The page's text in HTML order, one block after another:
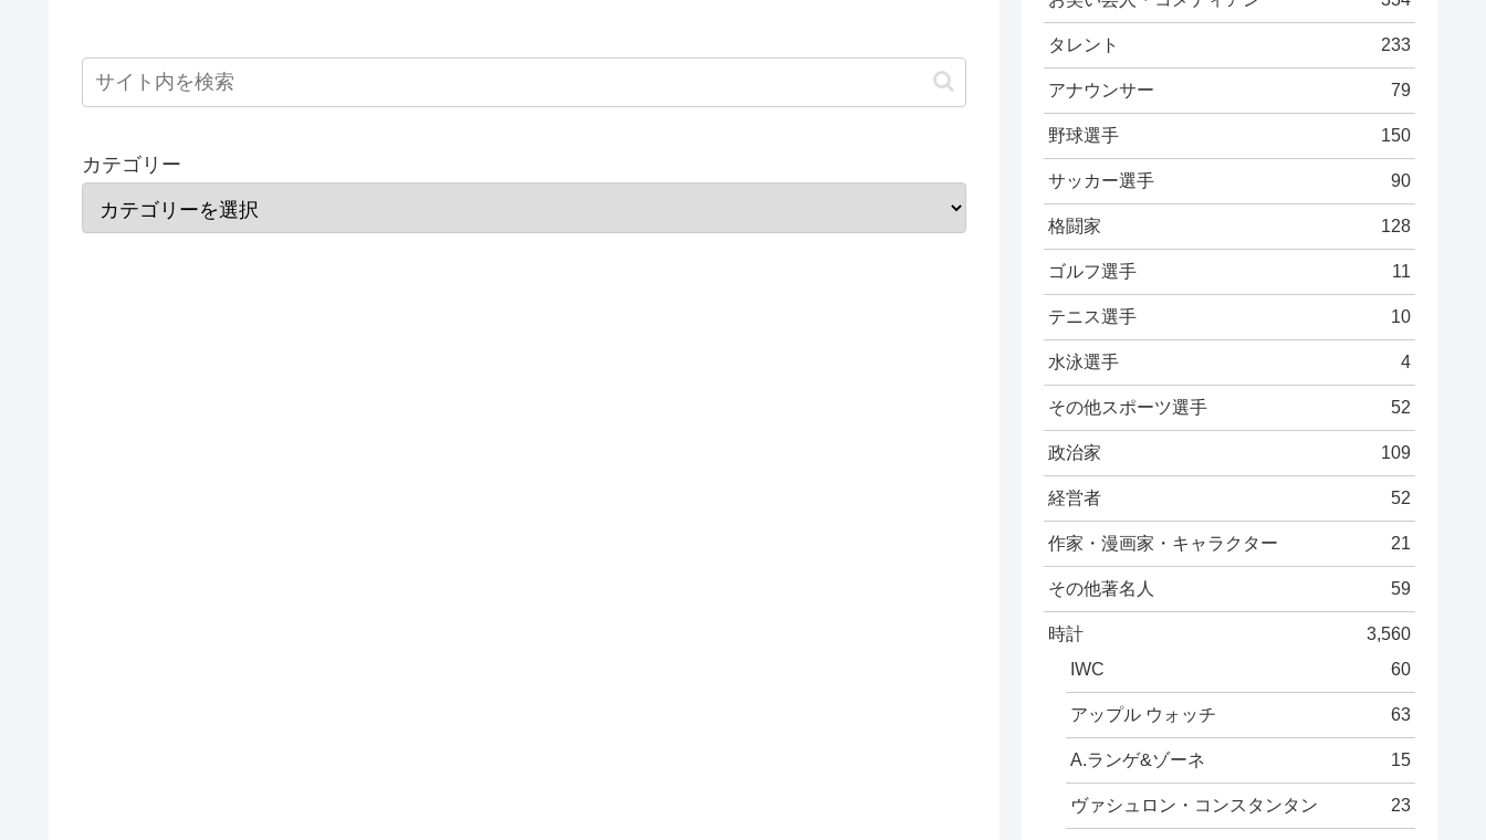
カテゴリー
タレント 233
アナウンサー 79
野球選手 150
サッカー選手 90
格闘家 128
ゴルフ選手 11
テニス選手 10
水泳選手 4
その他スポーツ選手 52
政治家 109
経営者 52
作家・漫画家・キャラクター 21
その他著名人 59
時計
3,560
IWC
60
アップル ウォッチ 63
A.ランゲ&ゾーネ 15
ヴァシュロン・コンスタンタン 23